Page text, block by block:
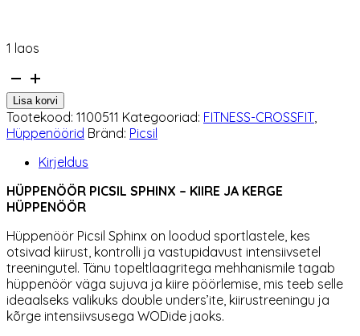
1 laos
Hüppenöör
Picsil
Sphinx
Taupe
kogus
Lisa korvi
Tootekood: 1100511 Kategooriad: FITNESS-CROSSFIT,
Hüppenöörid Bränd: Picsil
Kirjeldus
HÜPPENÖÖR PICSIL SPHINX – KIIRE JA KERGE
HÜPPENÖÖR
Hüppenöör Picsil Sphinx on loodud sportlastele, kes
otsivad kiirust, kontrolli ja vastupidavust intensiivsetel
treeningutel. Tänu topeltlaagritega mehhanismile tagab
hüppenöör väga sujuva ja kiire pöörlemise, mis teeb selle
ideaalseks valikuks double unders’ite, kiirustreeningu ja
kõrge intensiivsusega WODide jaoks.